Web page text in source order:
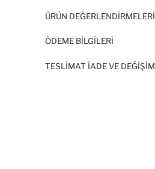
ÜRÜN DEĞERLENDİRMELERİ
ÖDEME BİLGİLERİ
TESLIMAT İADE VE DEĞIŞIM